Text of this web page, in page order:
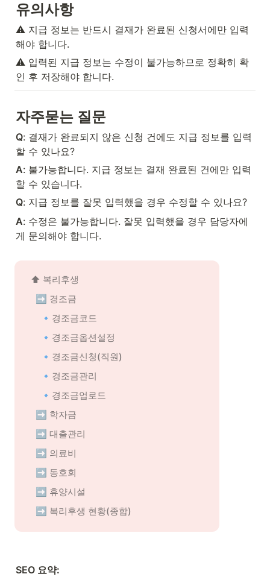
유의사항
⚠️ 지급 정보는 반드시 결재가 완료된 신청서에만 입력
해야 합니다.
⚠️ 입력된 지급 정보는 수정이 불가능하므로 정확히 확
인 후 저장해야 합니다.
자주묻는 질문
Q: 결재가 완료되지 않은 신청 건에도 지급 정보를 입력
할 수 있나요?
A: 불가능합니다. 지급 정보는 결재 완료된 건에만 입력
할 수 있습니다.
Q: 지급 정보를 잘못 입력했을 경우 수정할 수 있나요?
A: 수정은 불가능합니다. 잘못 입력했을 경우 담당자에
게 문의해야 합니다.
⬆️ 복리후생
➡️ 경조금
🔹경조금코드
🔹경조금옵션설정
🔹경조금신청(직원)
🔹경조금관리
🔹경조금업로드
➡️ 학자금
➡️ 대출관리
➡️ 의료비
➡️ 동호회
➡️ 휴양시설
➡️ 복리후생 현황(종합)
SEO 요약: